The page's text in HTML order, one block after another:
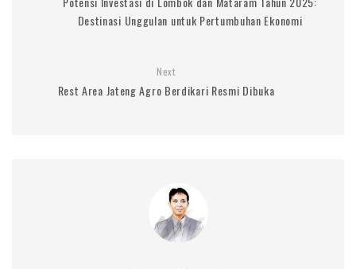
Destinasi Unggulan untuk Pertumbuhan Ekonomi
Next
Rest Area Jateng Agro Berdikari Resmi Dibuka